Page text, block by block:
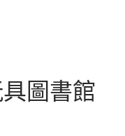
圖書館